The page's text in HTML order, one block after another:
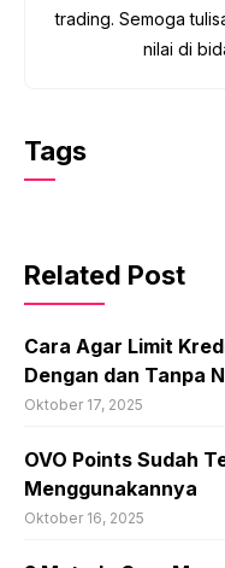
trading. Semoga
nilai di
Tags
Related Post
Cara Agar Limit
Dengan dan Tanpa
Oktober 17, 2025
OVO Points Sudah
Menggunakannya
Oktober 16, 2025